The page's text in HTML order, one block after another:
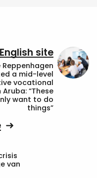
English site
a mid-level
vocational
“These
want to do
things”
van